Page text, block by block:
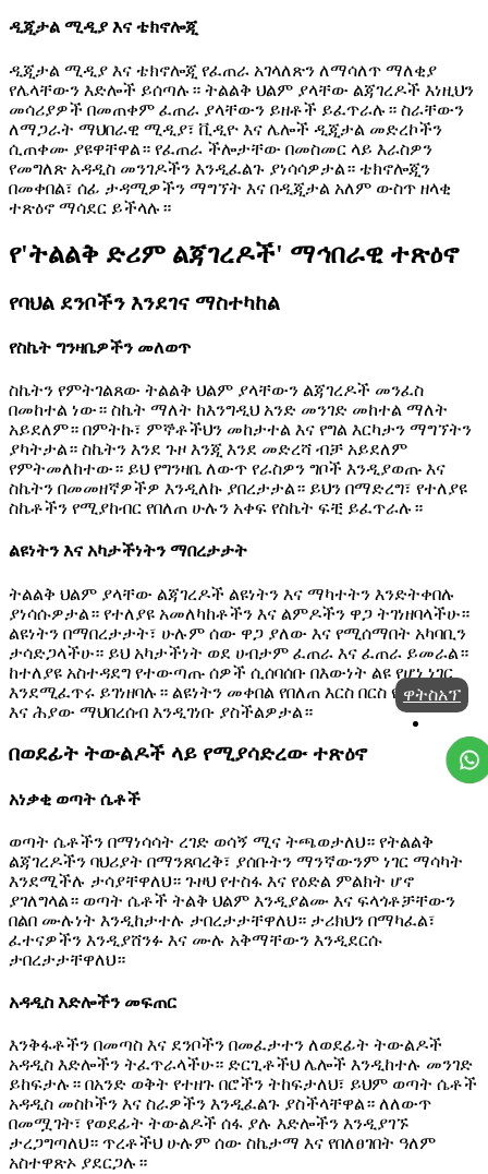
ዲጂታል ሚዲያ እና ቴክኖሎጂ
ዲጂታል ሚዲያ እና ቴክኖሎጂ የፈጠራ አገላለጽን ለማሳለጥ ማለቂያ
የሌላቸውን እድሎች ይሰጣሉ። ትልልቅ ህልም ያላቸው ልጃገረዶች እነዚህን
መሳሪያዎች በመጠቀም ፈጠራ ያላቸውን ይዘቶች ይፈጥራሉ። ስራቸውን
ለማጋራት ማህበራዊ ሚዲያ፣ ቪዲዮ እና ሌሎች ዲጂታል መድረኮችን
ሲጠቀሙ ያዩዋቸዋል። የፈጠራ ችሎታቸው በመስመር ላይ እራስዎን
የመግለጽ አዳዲስ መንገዶችን እንዲፈልጉ ያነሳሳዎታል። ቴክኖሎጂን
በመቀበል፣ ሰፊ ታዳሚዎችን ማግኘት እና በዲጂታል አለም ውስጥ ዘላቂ
ተጽዕኖ ማሳደር ይችላሉ።
የ'ትልልቅ ድሪም ልጃገረዶች' ማኅበራዊ ተጽዕኖ
የባህል ደንቦችን እንደገና ማስተካከል
የስኬት ግንዛቤዎችን መለወጥ
ስኬትን የምትገልጸው ትልልቅ ህልም ያላቸውን ልጃገረዶች መንፈስ
በመከተል ነው። ስኬት ማለት ከእንግዲህ አንድ መንገድ መከተል ማለት
አይደለም። በምትኩ፣ ምኞቶችህን መከታተል እና የግል እርካታን ማግኘትን
ያካትታል። ስኬትን እንደ ጉዞ እንጂ እንደ መድረሻ ብቻ አይደለም
የምትመለከተው። ይህ የግንዛቤ ለውጥ የራስዎን ግቦች እንዲያወጡ እና
ስኬትን በመመዘኛዎችዎ እንዲለኩ ያበረታታል። ይህን በማድረግ፣ የተለያዩ
ስኬቶችን የሚያከብር የበለጠ ሁሉን አቀፍ የስኬት ፍቺ ይፈጥራሉ።
ልዩነትን እና አካታችነትን ማበረታታት
ትልልቅ ህልም ያላቸው ልጃገረዶች ልዩነትን እና ማካተትን እንድትቀበሉ
ያነሳሱዎታል። የተለያዩ አመለካከቶችን እና ልምዶችን ዋጋ ትገነዘባላችሁ።
ልዩነትን በማበረታታት፣ ሁሉም ሰው ዋጋ ያለው እና የሚሰማበት አካባቢን
ታሳድጋላችሁ። ይህ አካታችነት ወደ ሀብታም ፈጠራ እና ፈጠራ ይመራል።
ከተለያዩ አስተዳደግ የተውጣጡ ሰዎች ሲሰባሰቡ በእውነት ልዩ የሆነ ነገር
እንደሚፈጥሩ ይገነዘባሉ። ልዩነትን መቀበል የበለጠ እርስ በርስ የሚስማማ
እና ሕያው ማህበረሰብ እንዲገነቡ ያስችልዎታል።
በወደፊት ትውልዶች ላይ የሚያሳድረው ተጽዕኖ
አነቃቂ ወጣት ሴቶች
ወጣት ሴቶችን በማነሳሳት ረገድ ወሳኝ ሚና ትጫወታለህ። የትልልቅ
ልጃገረዶችን ባህሪያት በማንጸባረቅ፣ ያሰቡትን ማንኛውንም ነገር ማሳካት
እንደሚችሉ ታሳያቸዋለህ። ጉዞህ የተስፋ እና የዕድል ምልክት ሆኖ
ያገለግላል። ወጣት ሴቶች ትልቅ ህልም እንዲያልሙ እና ፍላጎቶቻቸውን
በልበ ሙሉነት እንዲከታተሉ ታበረታታቸዋለህ። ታሪክህን በማካፈል፣
ፈተናዎችን እንዲያሸንፉ እና ሙሉ አቅማቸውን እንዲደርሱ
ታበረታታቸዋለህ።
አዳዲስ እድሎችን መፍጠር
እንቅፋቶችን በመጣስ እና ደንቦችን በመፈታተን ለወደፊት ትውልዶች
አዳዲስ እድሎችን ትፈጥራላችሁ። ድርጊቶችህ ሌሎች እንዲከተሉ መንገድ
ይከፍታሉ። በአንድ ወቅት የተዘጉ በሮችን ትከፍታለህ፣ ይህም ወጣት ሴቶች
አዳዲስ መስኮችን እና ስራዎችን እንዲፈልጉ ያስችላቸዋል። ለለውጥ
በመሟገት፣ የወደፊት ትውልዶች ሰፋ ያሉ እድሎችን እንዲያገኙ
ታረጋግጣለህ። ጥረቶችህ ሁሉም ሰው ስኬታማ እና የበለፀገበት ዓለም
አስተዋጽኦ ያደርጋሉ።
ዋትስአፕ